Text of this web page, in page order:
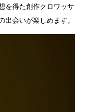
を得た創作クロワッサ
出会いが楽しめます。